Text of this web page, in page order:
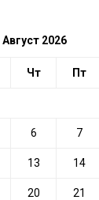
Август 2026
Чт Пт
6 7
13 14
20 21